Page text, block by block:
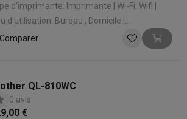
d'imprimante: Imprimante | Wi-Fi: Wifi |
d'utilisation: Bureau , Domicile |
d'impression: Laser | Taille
maximale: A4 (21 x 29,7 cm)
Comparer
QL-810WC
0 avis
€